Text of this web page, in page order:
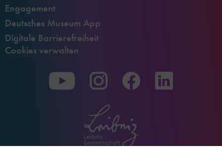
Engagement
Deutsches Museum App
Digitale Barrierefreiheit
Cookies verwalten
Zu
unserer
Youtube-
Seite
Zu
unserer
Instagram-
Seite
Zu
unserer